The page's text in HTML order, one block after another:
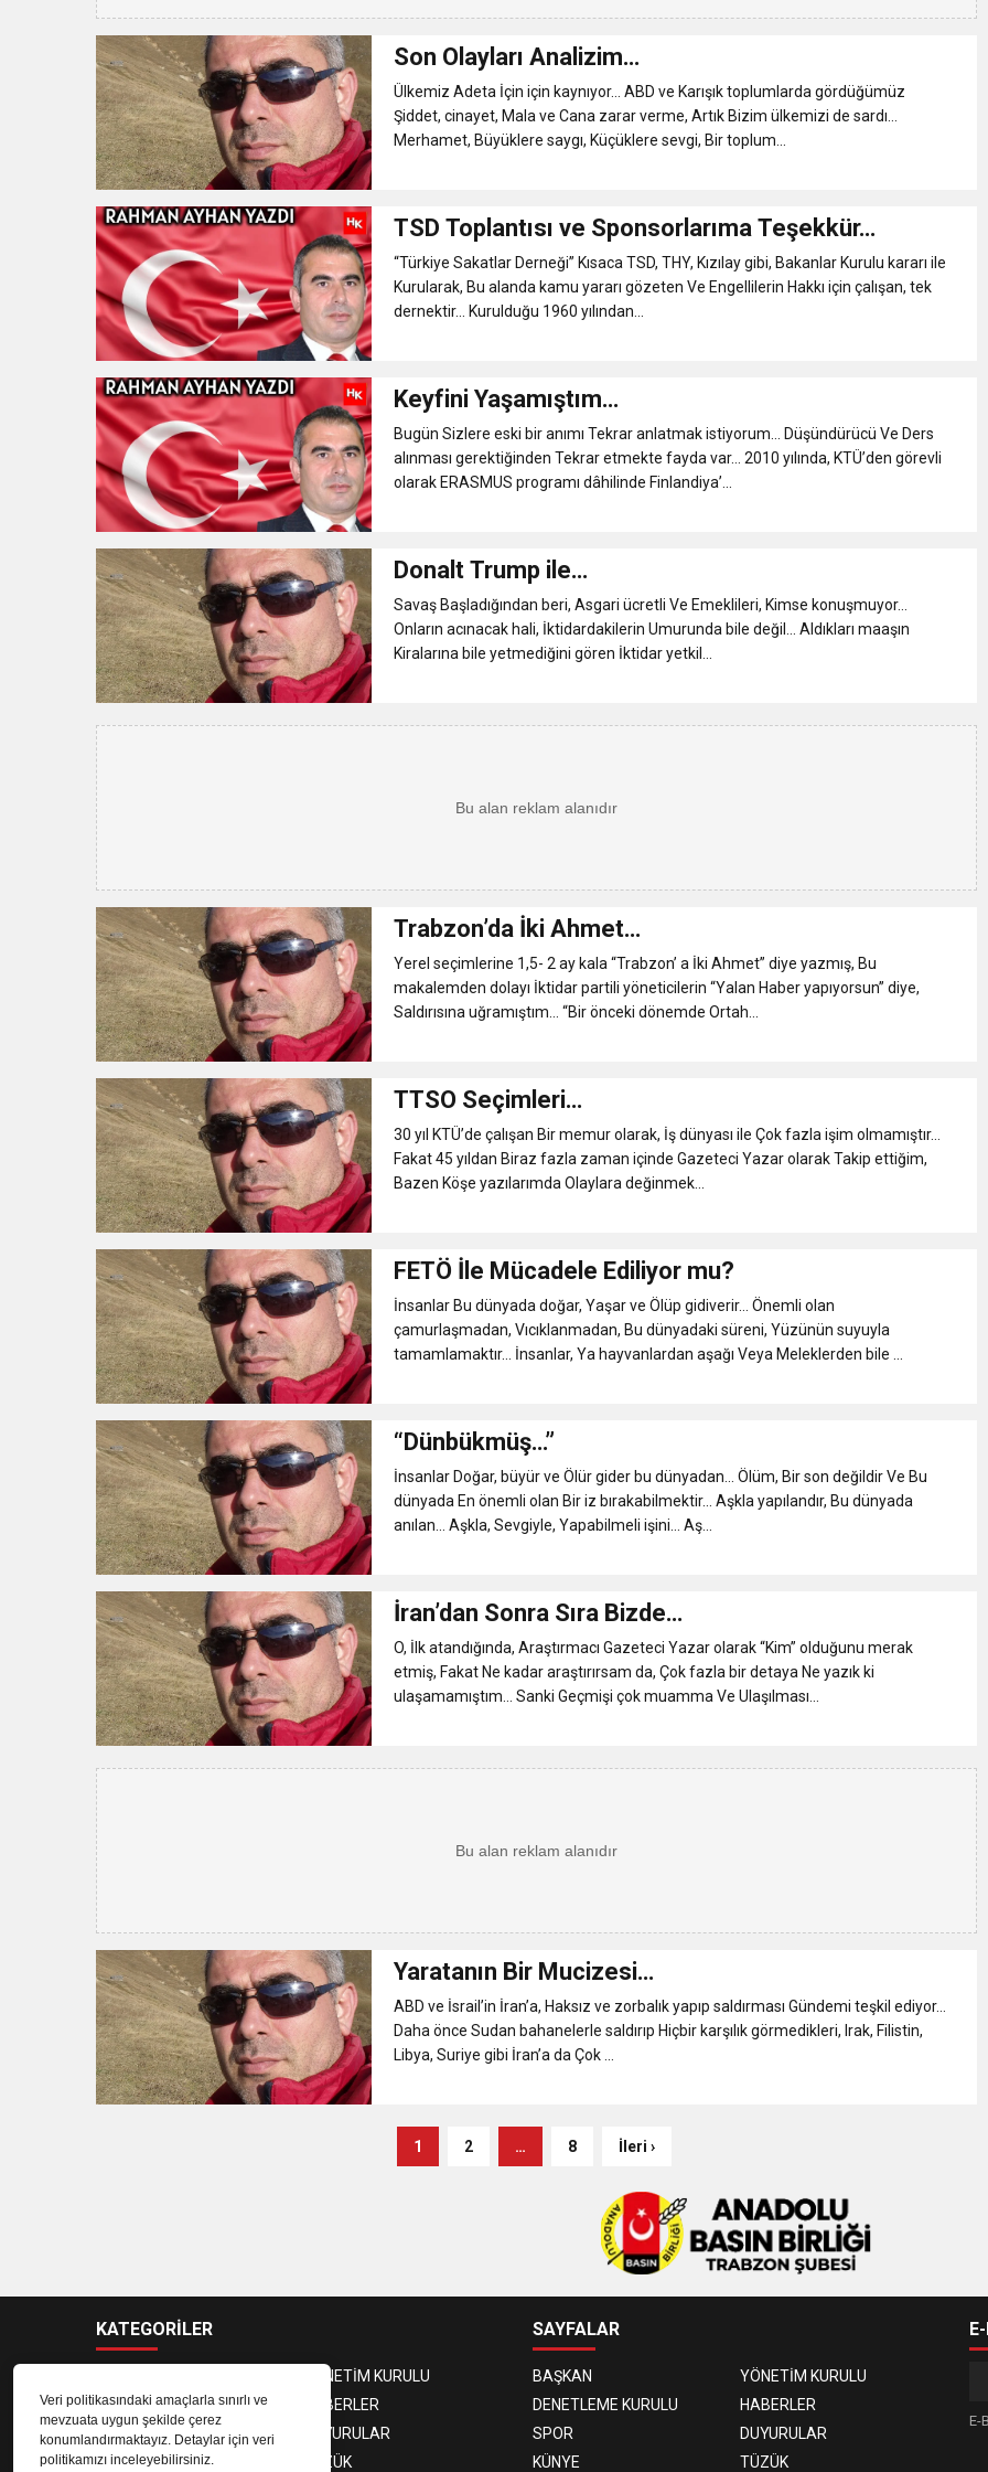
Veri politikasındaki amaçlarla sınırlı ve
mevzuata uygun şekilde çerez
konumlandırmaktayız. Detaylar için veri
politikamızı inceleyebilirsiniz.
Son Olayları Analizim…
Ülkemiz Adeta İçin için kaynıyor… ABD ve Karışık toplumlarda gördüğümüz
Şiddet, cinayet, Mala ve Cana zarar verme, Artık Bizim ülkemizi de sardı…
Merhamet, Büyüklere saygı, Küçüklere sevgi, Bir toplum...
TSD Toplantısı ve Sponsorlarıma Teşekkür…
“Türkiye Sakatlar Derneği” Kısaca TSD, THY, Kızılay gibi, Bakanlar Kurulu kararı ile
Kurularak, Bu alanda kamu yararı gözeten Ve Engellilerin Hakkı için çalışan, tek
dernektir… Kurulduğu 1960 yılından...
Keyfini Yaşamıştım…
Bugün Sizlere eski bir anımı Tekrar anlatmak istiyorum… Düşündürücü Ve Ders
alınması gerektiğinden Tekrar etmekte fayda var… 2010 yılında, KTÜ’den görevli
olarak ERASMUS programı dâhilinde Finlandiya’...
Donalt Trump ile…
Savaş Başladığından beri, Asgari ücretli Ve Emeklileri, Kimse konuşmuyor…
Onların acınacak hali, İktidardakilerin Umurunda bile değil… Aldıkları maaşın
Kiralarına bile yetmediğini gören İktidar yetkil...
Trabzon’da İki Ahmet…
Yerel seçimlerine 1,5- 2 ay kala “Trabzon’ a İki Ahmet” diye yazmış, Bu
makalemden dolayı İktidar partili yöneticilerin “Yalan Haber yapıyorsun” diye,
Saldırısına uğramıştım… “Bir önceki dönemde Ortah...
TTSO Seçimleri…
30 yıl KTÜ’de çalışan Bir memur olarak, İş dünyası ile Çok fazla işim olmamıştır…
Fakat 45 yıldan Biraz fazla zaman içinde Gazeteci Yazar olarak Takip ettiğim,
Bazen Köşe yazılarımda Olaylara değinmek...
FETÖ İle Mücadele Ediliyor mu?
İnsanlar Bu dünyada doğar, Yaşar ve Ölüp gidiverir… Önemli olan
çamurlaşmadan, Vıcıklanmadan, Bu dünyadaki süreni, Yüzünün suyuyla
tamamlamaktır… İnsanlar, Ya hayvanlardan aşağı Veya Meleklerden bile ...
“Dünbükmüş…”
İnsanlar Doğar, büyür ve Ölür gider bu dünyadan… Ölüm, Bir son değildir Ve Bu
dünyada En önemli olan Bir iz bırakabilmektir… Aşkla yapılandır, Bu dünyada
anılan… Aşkla, Sevgiyle, Yapabilmeli işini… Aş...
İran’dan Sonra Sıra Bizde…
O, İlk atandığında, Araştırmacı Gazeteci Yazar olarak “Kim” olduğunu merak
etmiş, Fakat Ne kadar araştırırsam da, Çok fazla bir detaya Ne yazık ki
ulaşamamıştım… Sanki Geçmişi çok muamma Ve Ulaşılması...
Yaratanın Bir Mucizesi…
ABD ve İsrail’in İran’a, Haksız ve zorbalık yapıp saldırması Gündemi teşkil ediyor…
Daha önce Sudan bahanelerle saldırıp Hiçbir karşılık görmedikleri, Irak, Filistin,
Libya, Suriye gibi İran’a da Çok ...
1 2 … 8 İleri ›
KATEGORİLER
YÖNETİM KURULU
DENETLEME KURULU
HABERLER
SPOR
DUYURULAR
KÜNYE
TÜZÜK
SAYFALAR
BAŞKAN
YÖNETİM KURULU
DENETLEME KURULU
HABERLER
SPOR
DUYURULAR
KÜNYE
TÜZÜK
E-